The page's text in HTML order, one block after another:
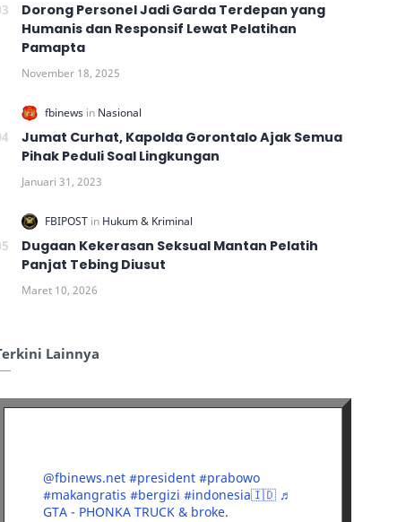
Dorong Personel Jadi Garda Terdepan yang
Humanis dan Responsif Lewat Pelatihan
Pamapta
Jumat Curhat, Kapolda Gorontalo Ajak Semua
Pihak Peduli Soal Lingkungan
Dugaan Kekerasan Seksual Mantan Pelatih
Panjat Tebing Diusut
Lainnya
@fbinews.net #president #prabowo
#makangratis #bergizi #indonesia🇮🇩 ♬
GTA - PHONKA TRUCK & broke.